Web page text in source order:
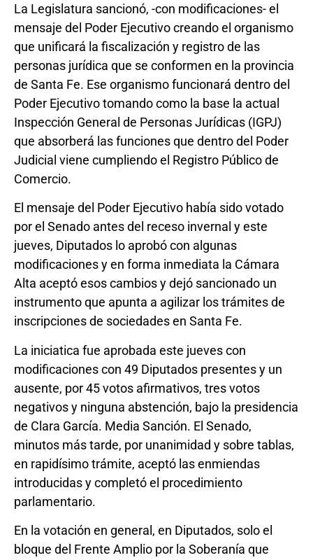
La Legislatura sancionó, -con modificaciones- el
mensaje del Poder Ejecutivo creando el organismo
que unificará la fiscalización y registro de las
personas jurídica que se conformen en la provincia
de Santa Fe. Ese organismo funcionará dentro del
Poder Ejecutivo tomando como la base la actual
Inspección General de Personas Jurídicas (IGPJ)
que absorberá las funciones que dentro del Poder
Judicial viene cumpliendo el Registro Público de
Comercio.
El mensaje del Poder Ejecutivo había sido votado
por el Senado antes del receso invernal y este
jueves, Diputados lo aprobó con algunas
modificaciones y en forma inmediata la Cámara
Alta aceptó esos cambios y dejó sancionado un
instrumento que apunta a agilizar los trámites de
inscripciones de sociedades en Santa Fe.
La iniciatica fue aprobada este jueves con
modificaciones con 49 Diputados presentes y un
ausente, por 45 votos afirmativos, tres votos
negativos y ninguna abstención, bajo la presidencia
de Clara García. Media Sanción. El Senado,
minutos más tarde, por unanimidad y sobre tablas,
en rapidísimo trámite, aceptó las enmiendas
introducidas y completó el procedimiento
parlamentario.
En la votación en general, en Diputados, solo el
bloque del Frente Amplio por la Soberanía que